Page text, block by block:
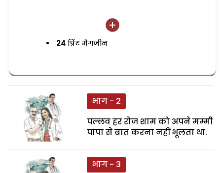
24 प्रिंट मैगजीन
भाग - 2
पल्लव हर रोज शाम को अपने मम्मी
पापा से बात करना नहीं भूलता था.
भाग - 3